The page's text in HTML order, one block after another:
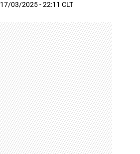
17/03/2025 - 22:11 CLT